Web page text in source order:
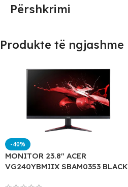
Përshkrimi
Produkte të ngjashme
-40%
MONITOR 23.8″ ACER
VG240YBMIIX SBAM0353 BLACK